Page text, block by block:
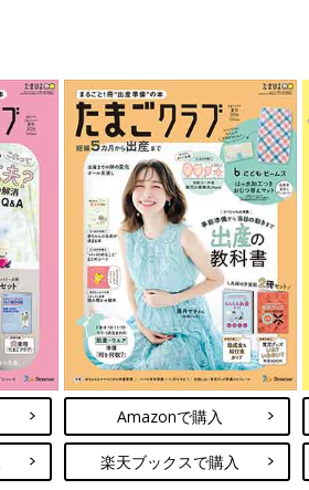
Amazonで購入
楽天ブックスで購入